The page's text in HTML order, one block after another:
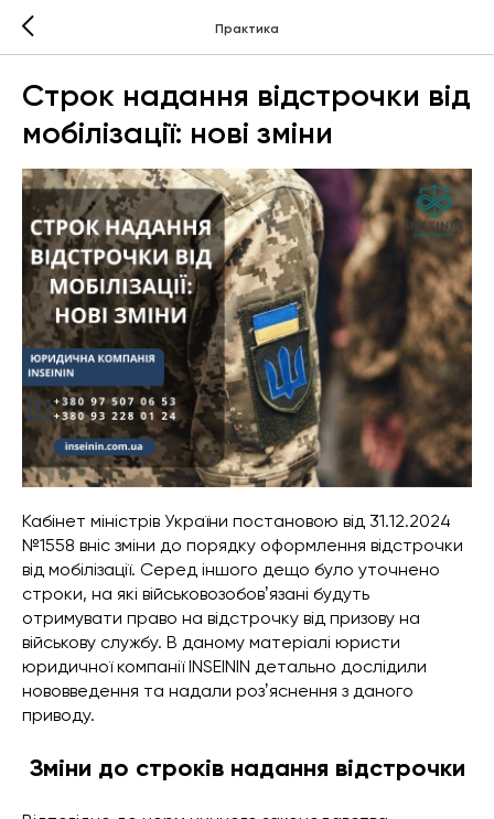
Практика
Строк надання відстрочки від
мобілізації: нові зміни
Кабінет міністрів України постановою від 31.12.2024
№1558 вніс зміни до порядку оформлення відстрочки
від мобілізації. Серед іншого дещо було уточнено
строки, на які військовозобовʼязані будуть
отримувати право на відстрочку від призову на
військову службу. В даному матеріалі юристи
юридичної компанії INSEININ детально дослідили
нововведення та надали розʼяснення з даного
приводу.
Зміни до строків надання відстрочки